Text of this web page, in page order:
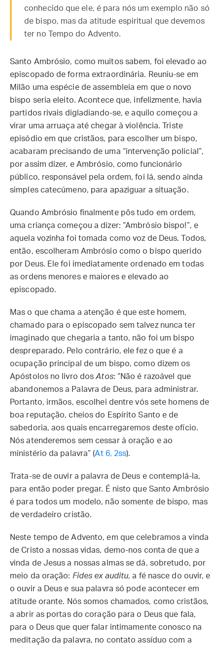
conhecido que ele, é para nós um exemplo não só
de bispo, mas da atitude espiritual que devemos
ter no Tempo do Advento.
Santo Ambrósio, como muitos sabem, foi elevado ao
episcopado de forma extraordinária. Reuniu-se em
Milão uma espécie de assembleia em que o novo
bispo seria eleito. Acontece que, infelizmente, havia
partidos rivais digladiando-se, e aquilo começou a
virar uma arruaça até chegar à violência. Triste
episódio em que cristãos, para escolher um bispo,
acabaram precisando de uma “intervenção policial”,
por assim dizer, e Ambrósio, como funcionário
público, responsável pela ordem, foi lá, sendo ainda
simples catecúmeno, para apaziguar a situação.
Quando Ambrósio finalmente pôs tudo em ordem,
uma criança começou a dizer: “Ambrósio bispo!”, e
aquela vozinha foi tomada como voz de Deus. Todos,
então, escolheram Ambrósio como o bispo querido
por Deus. Ele foi imediatamente ordenado em todas
as ordens menores e maiores e elevado ao
episcopado.
Mas o que chama a atenção é que este homem,
chamado para o episcopado sem talvez nunca ter
imaginado que chegaria a tanto, não foi um bispo
despreparado. Pelo contrário, ele fez o que é a
ocupação principal de um bispo, como dizem os
Apóstolos no livro dosAtos: “Não é razoável que
abandonemos a Palavra de Deus, para administrar.
Portanto, irmãos, escolhei dentre vós sete homens de
boa reputação, cheios do Espírito Santo e de
sabedoria, aos quais encarregaremos deste ofício.
Nós atenderemos sem cessar à oração e ao
ministério da palavra” (At 6, 2ss).
Trata-se de ouvir a palavra de Deus e contemplá-la,
para então poder pregar. É nisto que Santo Ambrósio
é para todos um modelo, não somente de bispo, mas
de verdadeiro cristão.
Neste tempo de Advento, em que celebramos a vinda
de Cristo a nossas vidas, demo-nos conta de que a
vinda de Jesus a nossas almas se dá, sobretudo, por
meio da oração: Fides ex auditu, a fé nasce do ouvir, e
o ouvir a Deus e sua palavra só pode acontecer em
atitude orante. Nós somos chamados, como cristãos,
a abrir as portas do coração para o Deus que fala,
para o Deus que quer falar intimamente conosco na
meditação da palavra, no contato assíduo com a